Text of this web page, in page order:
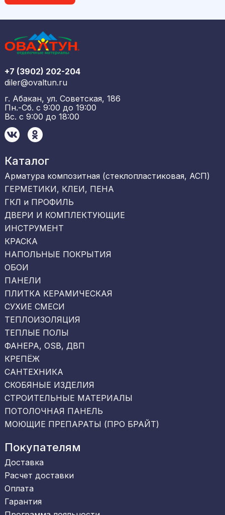
Каталог
Арматура композитная (стеклопластиковая, АСП)
ГЕРМЕТИКИ, КЛЕИ, ПЕНА
ГКЛ и ПРОФИЛЬ
ДВЕРИ И КОМПЛЕКТУЮЩИЕ
ИНСТРУМЕНТ
КРАСКА
НАПОЛЬНЫЕ ПОКРЫТИЯ
ОБОИ
ПАНЕЛИ
ПЛИТКА КЕРАМИЧЕСКАЯ
СУХИЕ СМЕСИ
ТЕПЛОИЗОЛЯЦИЯ
ТЕПЛЫЕ ПОЛЫ
ФАНЕРА, OSB, ДВП
КРЕПЁЖ
САНТЕХНИКА
СКОБЯНЫЕ ИЗДЕЛИЯ
СТРОИТЕЛЬНЫЕ МАТЕРИАЛЫ
ПОТОЛОЧНАЯ ПАНЕЛЬ
МОЮЩИЕ ПРЕПАРАТЫ (ПРО БРАЙТ)
Покупателям
Доставка
Расчет доставки
Оплата
Гарантия
г. Абакан, ул. Советская, 186
Пн.-Сб. с 9:00 до 19:00
Вс. с 9:00 до 18:00
+7 (3902) 202-204
diler@ovaltun.ru